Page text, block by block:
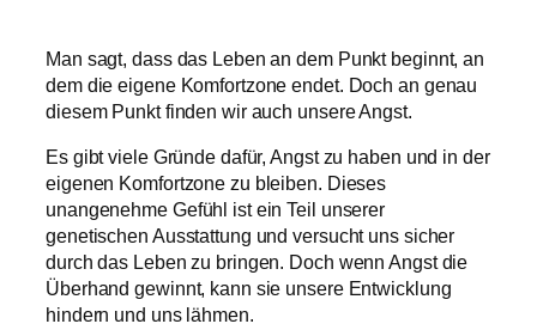
Man sagt, dass das Leben an dem Punkt beginnt, an
dem die eigene Komfortzone endet. Doch an genau
diesem Punkt finden wir auch unsere Angst.
Es gibt viele Gründe dafür, Angst zu haben und in der
eigenen Komfortzone zu bleiben. Dieses
unangenehme Gefühl ist ein Teil unserer
genetischen Ausstattung und versucht uns sicher
durch das Leben zu bringen. Doch wenn Angst die
Überhand gewinnt, kann sie unsere Entwicklung
hindern und uns lähmen.